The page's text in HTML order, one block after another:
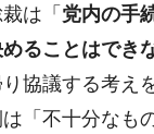
は「 党内の手
ることはでき
協議する考え
「不十分なも